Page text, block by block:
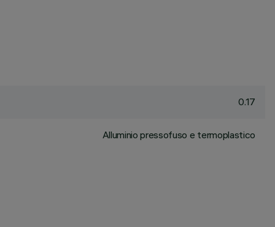
0.17
Alluminio pressofuso e termoplastico